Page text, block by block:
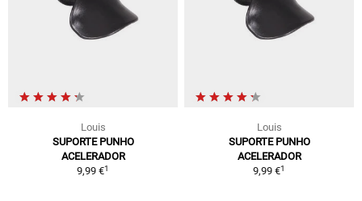
Louis
SUPORTE PUNHO
ACELERADOR
9,99 €1
Louis
SUPORTE PUNHO
ACELERADOR
9,99 €1